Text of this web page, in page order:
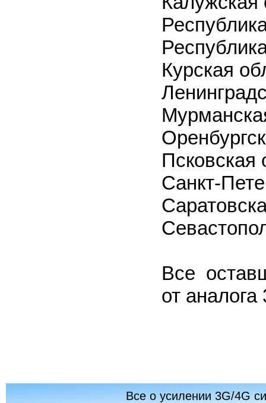
Курская
Псковская
Санкт-
Все
от
Все о усилении 3G/4G